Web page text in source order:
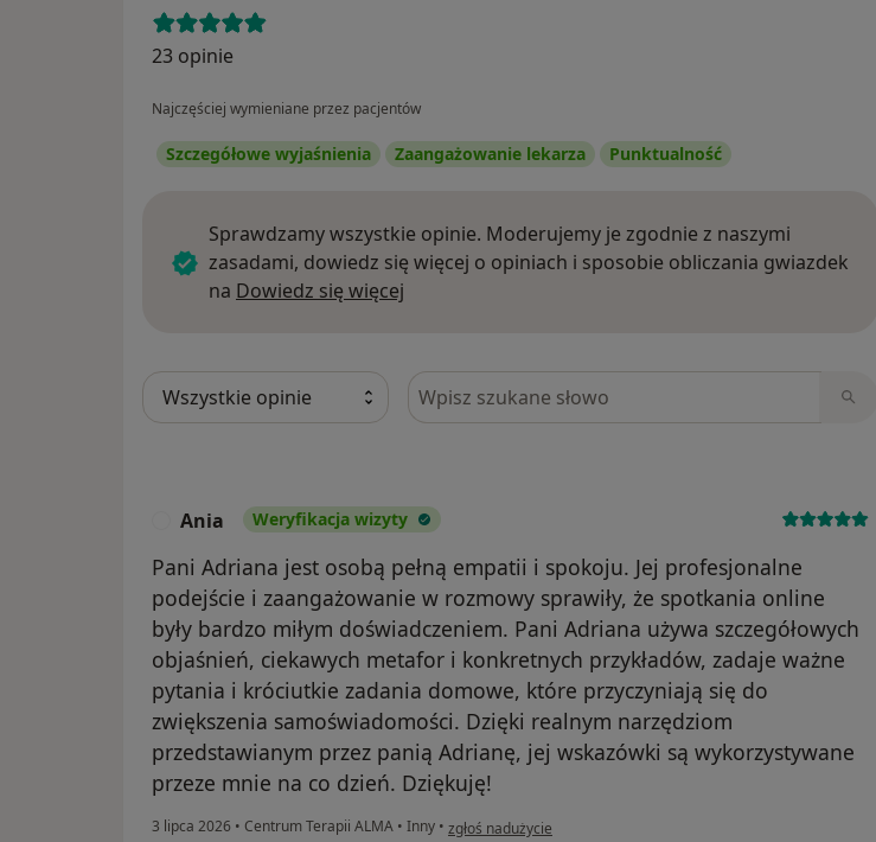
23 opinie
Najczęściej wymieniane przez pacjentów
Szczegółowe wyjaśnienia Zaangażowanie lekarza Punktualność
Sprawdzamy wszystkie opinie. Moderujemy je zgodnie z naszymi
zasadami, dowiedz się więcej o opiniach i sposobie obliczania gwiazdek
na Dowiedz się więcej
Szukaj w opiniach
Ania Weryfikacja wizyty
Pani Adriana jest osobą pełną empatii i spokoju. Jej profesjonalne
podejście i zaangażowanie w rozmowy sprawiły, że spotkania online
były bardzo miłym doświadczeniem. Pani Adriana używa szczegółowych
objaśnień, ciekawych metafor i konkretnych przykładów, zadaje ważne
pytania i króciutkie zadania domowe, które przyczyniają się do
zwiększenia samoświadomości. Dzięki realnym narzędziom
przedstawianym przez panią Adrianę, jej wskazówki są wykorzystywane
przeze mnie na co dzień. Dziękuję!
3 lipca 2026 • Centrum Terapii ALMA • Inny • w opinii użytkownika Ania
zgłoś nadużycie